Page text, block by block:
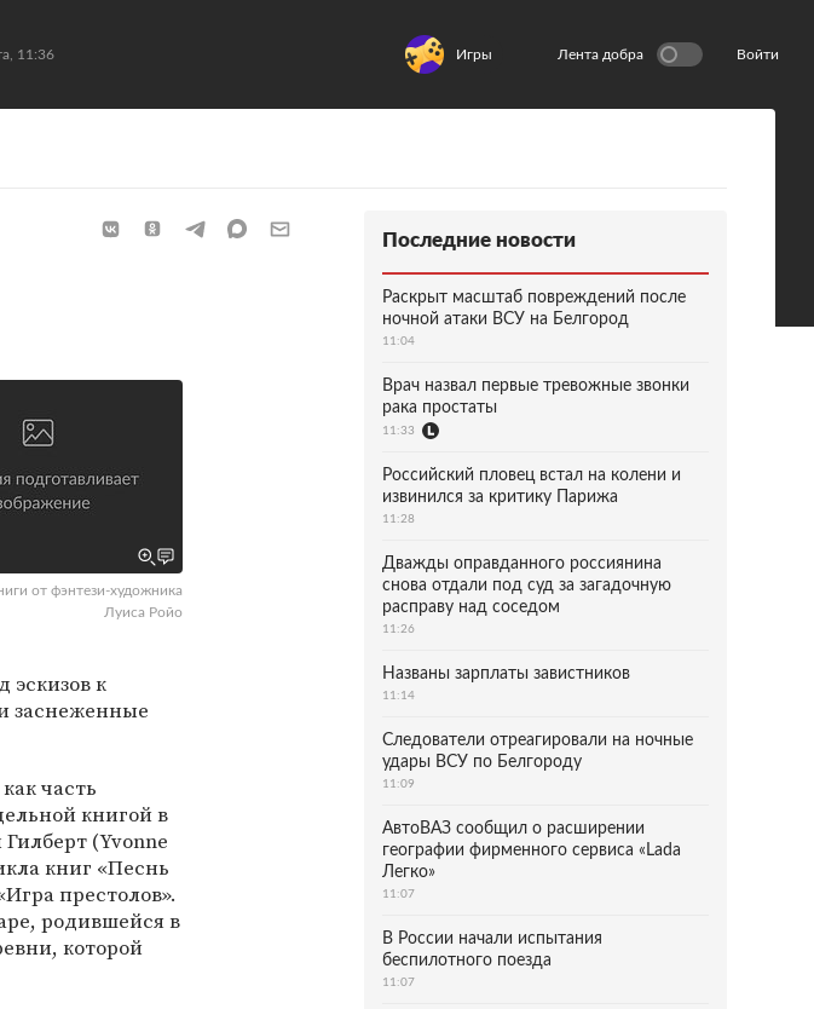
11:36 Игры Лента добра Войти
от фэнтези-художника
Луиса Ройо
эскизов к
заснеженные
часть
книгой в
(Yvonne
книг «Песнь
престолов».
родившейся в
которой
Последние новости
Раскрыт масштаб повреждений после
ночной атаки ВСУ на Белгород
11:04
Врач назвал первые тревожные звонки
рака простаты
11:33
Российский пловец встал на колени и
извинился за критику Парижа
11:28
Дважды оправданного россиянина
снова отдали под суд за загадочную
расправу над соседом
11:26
Названы зарплаты завистников
11:14
Следователи отреагировали на ночные
удары ВСУ по Белгороду
11:09
АвтоВАЗ сообщил о расширении
географии фирменного сервиса «Lada
Легко»
11:07
В России начали испытания
беспилотного поезда
11:07